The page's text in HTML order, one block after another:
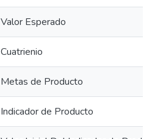
Valor Esperado
Cuatrienio
Metas de Producto
Indicador de Producto